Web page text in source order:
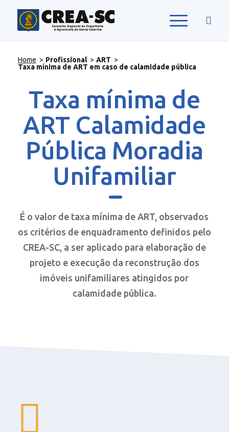
Home > Profissional > ART >
Taxa mínima de ART em caso de calamidade pública
Taxa mínima de
ART Calamidade
Pública Moradia
Unifamiliar
É o valor de taxa mínima de ART, observados
os critérios de enquadramento definidos pelo
CREA-SC, a ser aplicado para elaboração de
projeto e execução da reconstrução dos
imóveis unifamiliares atingidos por
calamidade pública.